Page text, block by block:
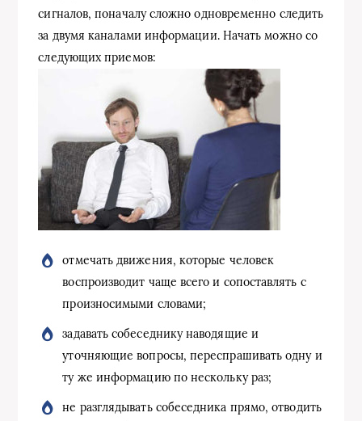
сигналов, поначалу сложно одновременно следить
за двумя каналами информации. Начать можно со
следующих приемов:
отмечать движения, которые человек
воспроизводит чаще всего и сопоставлять с
произносимыми словами;
задавать собеседнику наводящие и
уточняющие вопросы, переспрашивать одну и
ту же информацию по нескольку раз;
не разглядывать собеседника прямо, отводить